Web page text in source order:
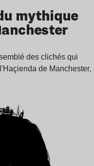
mythique
des clichés qui
de Manchester,